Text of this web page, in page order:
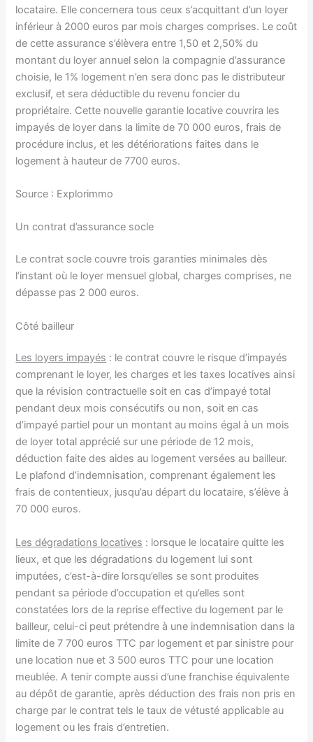
locataire. Elle concernera tous ceux s’acquittant d’un loyer
inférieur à 2000 euros par mois charges comprises. Le coût
de cette assurance s’élèvera entre 1,50 et 2,50% du
montant du loyer annuel selon la compagnie d’assurance
choisie, le 1% logement n’en sera donc pas le distributeur
exclusif, et sera déductible du revenu foncier du
propriétaire. Cette nouvelle garantie locative couvrira les
impayés de loyer dans la limite de 70 000 euros, frais de
procédure inclus, et les détériorations faites dans le
logement à hauteur de 7700 euros.
Source : Explorimmo
Un contrat d’assurance socle
Le contrat socle couvre trois garanties minimales dès
l’instant où le loyer mensuel global, charges comprises, ne
dépasse pas 2 000 euros.
Côté bailleur
Les loyers impayés : le contrat couvre le risque d’impayés
comprenant le loyer, les charges et les taxes locatives ainsi
que la révision contractuelle soit en cas d’impayé total
pendant deux mois consécutifs ou non, soit en cas
d’impayé partiel pour un montant au moins égal à un mois
de loyer total apprécié sur une période de 12 mois,
déduction faite des aides au logement versées au bailleur.
Le plafond d’indemnisation, comprenant également les
frais de contentieux, jusqu’au départ du locataire, s’élève à
70 000 euros.
Les dégradations locatives : lorsque le locataire quitte les
lieux, et que les dégradations du logement lui sont
imputées, c’est-à-dire lorsqu’elles se sont produites
pendant sa période d’occupation et qu’elles sont
constatées lors de la reprise effective du logement par le
bailleur, celui-ci peut prétendre à une indemnisation dans la
limite de 7 700 euros TTC par logement et par sinistre pour
une location nue et 3 500 euros TTC pour une location
meublée. A tenir compte aussi d’une franchise équivalente
au dépôt de garantie, après déduction des frais non pris en
charge par le contrat tels le taux de vétusté applicable au
logement ou les frais d’entretien.